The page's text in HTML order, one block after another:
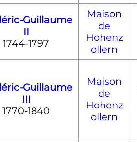
Guillaume
II
1744-1797
Maison
de
Hohenz
ollern
Guillaume
III
1770-1840
Maison
de
Hohenz
ollern